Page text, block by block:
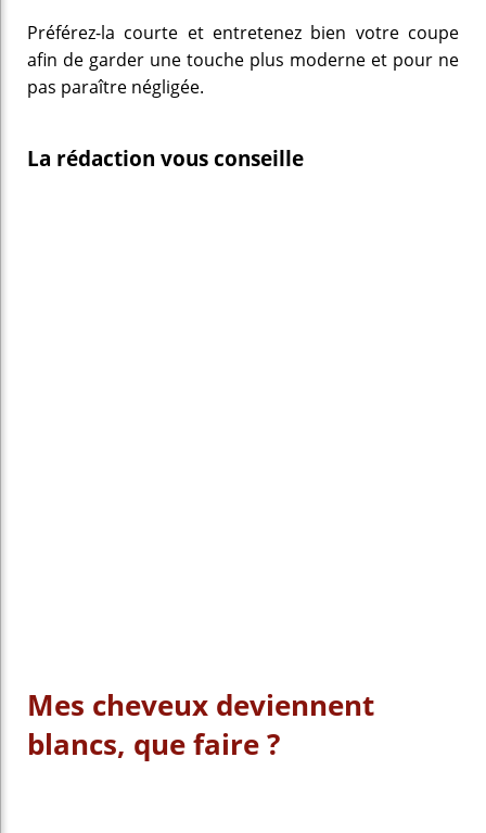
Préférez-la courte et entretenez bien votre coupe
afin de garder une touche plus moderne et pour ne
pas paraître négligée.
La rédaction vous conseille
Mes cheveux deviennent
blancs, que faire ?